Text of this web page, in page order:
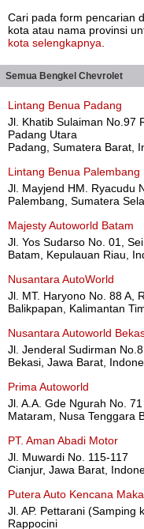
Cari pada form pencarian
kota atau nama provinsi
kota selengkapnya
Semua Bengkel Chevrolet
Lintang Benua Padang
Jl. Khatib Sulaiman No.97
Padang Utara
Padang, Sumatera Barat,
Lintang Benua Palembang
Jl. Mayjend HM. Ryacudu
Palembang, Sumatera
Majesty Autoworld Batam
Jl. Yos Sudarso No. 01,
Batam, Kepulauan Riau,
Nusantara AutoWorld
Jl. MT. Haryono No. 88 A,
Balikpapan, Kalimantan
Nusantara Autoworld
Jl. Jenderal Sudirman
Bekasi, Jawa Barat,
Prima Autoworld
Jl. A.A. Gde Ngurah No. 71
Mataram, Nusa Tenggara
PT. Aman Abadi Motor
Jl. Muwardi No. 115-117
Cianjur, Jawa Barat,
Putera Auto Kencana
Jl. AP. Pettarani (Samping
Rappocini